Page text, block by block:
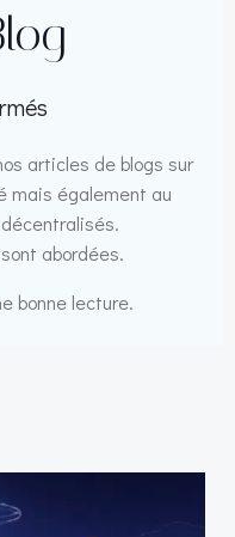
articles de blogs sur
mais également au
abordées.
bonne lecture.